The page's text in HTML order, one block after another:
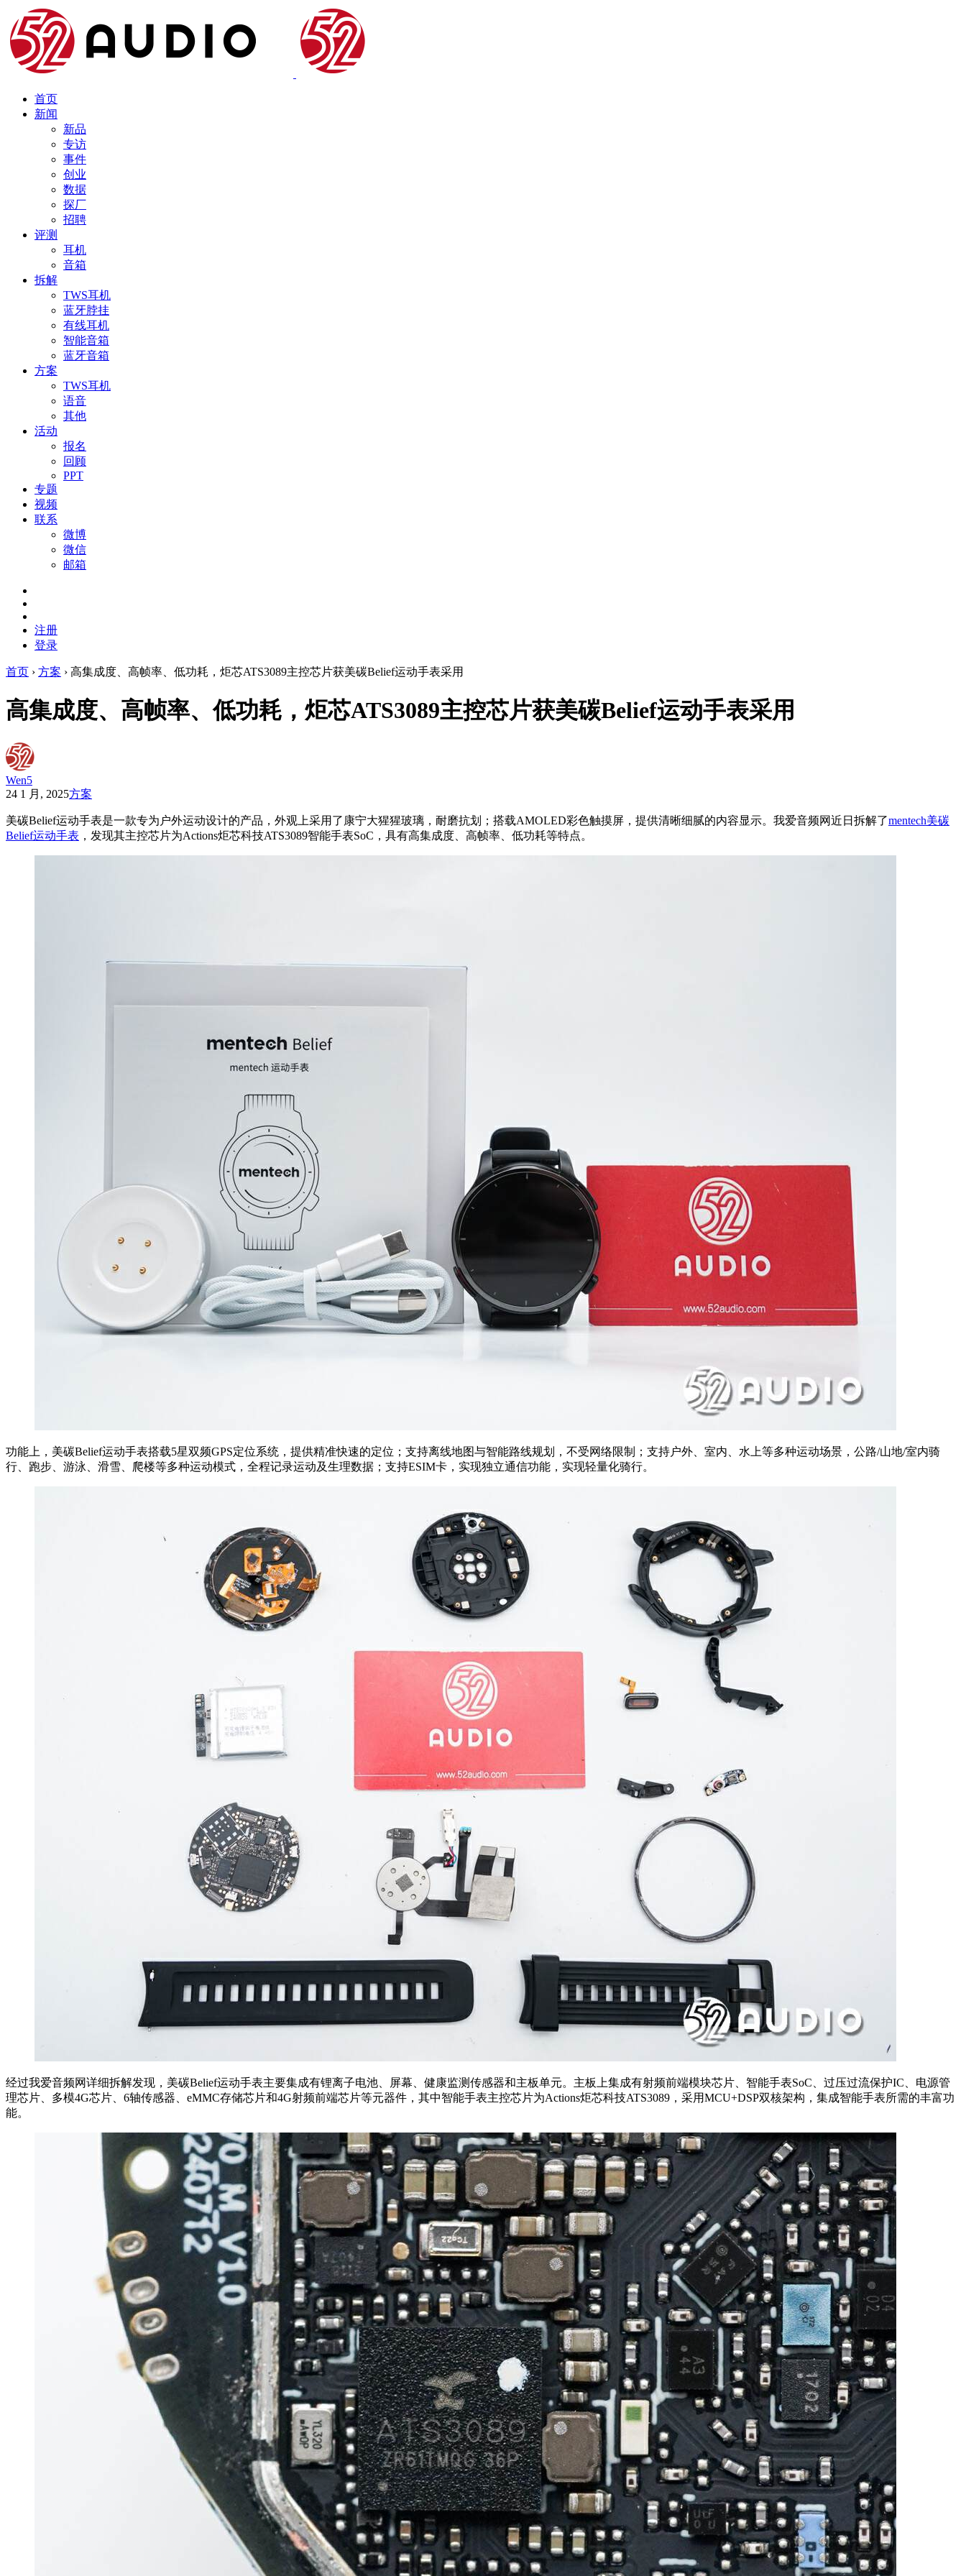
首页
新闻
新品
专访
事件
创业
数据
探厂
招聘
评测
耳机
音箱
拆解
TWS耳机
蓝牙脖挂
有线耳机
智能音箱
蓝牙音箱
方案
TWS耳机
语音
其他
活动
报名
回顾
PPT
专题
视频
联系
微博
微信
邮箱
注册
登录
首页 › 方案 › 高集成度、高帧率、低功耗，炬芯ATS3089主控芯片获美碳Belief运动手表采用
高集成度、高帧率、低功耗，炬芯ATS3089主控芯片获美碳Belief运动手表采用
Wen5
24 1 月, 2025方案
美碳Belief运动手表是一款专为户外运动设计的产品，外观上采用了康宁大猩猩玻璃，耐磨抗划；搭载AMOLED彩色触摸屏，提供清晰细腻的内容显示。我爱音频网近日拆解了mentech美碳
Belief运动手表 ，发现其主控芯片为Actions炬芯科技ATS3089智能手表SoC，具有高集成度、高帧率、低功耗等特点。
功能上，美碳Belief运动手表搭载5星双频GPS定位系统，提供精准快速的定位；支持离线地图与智能路线规划，不受网络限制；支持户外、室内、水上等多种运动场景，公路/山地/室内骑
行、跑步、游泳、滑雪、爬楼等多种运动模式，全程记录运动及生理数据；支持ESIM卡，实现独立通信功能，实现轻量化骑行。
经过我爱音频网详细拆解发现，美碳Belief运动手表主要集成有锂离子电池、屏幕、健康监测传感器和主板单元。主板上集成有射频前端模块芯片、智能手表SoC、过压过流保护IC、电源管
理芯片、多模4G芯片、6轴传感器、eMMC存储芯片和4G射频前端芯片等元器件，其中智能手表主控芯片为Actions炬芯科技ATS3089，采用MCU+DSP双核架构，集成智能手表所需的丰富功
能。